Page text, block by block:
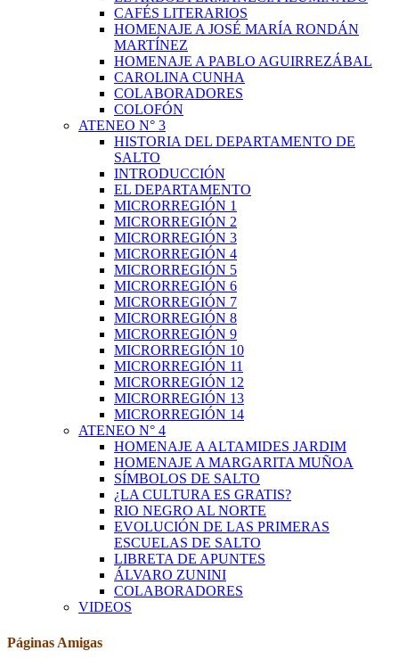
CAFÉS LITERARIOS
HOMENAJE A JOSÉ MARÍA RONDÁN
MARTÍNEZ
HOMENAJE A PABLO AGUIRREZÁBAL
CAROLINA CUNHA
COLABORADORES
COLOFÓN
ATENEO N° 3
HISTORIA DEL DEPARTAMENTO DE
SALTO
INTRODUCCIÓN
EL DEPARTAMENTO
MICRORREGIÓN 1
MICRORREGIÓN 2
MICRORREGIÓN 3
MICRORREGIÓN 4
MICRORREGIÓN 5
MICRORREGIÓN 6
MICRORREGIÓN 7
MICRORREGIÓN 8
MICRORREGIÓN 9
MICRORREGIÓN 10
MICRORREGIÓN 11
MICRORREGIÓN 12
MICRORREGIÓN 13
MICRORREGIÓN 14
ATENEO N° 4
HOMENAJE A ALTAMIDES JARDIM
HOMENAJE A MARGARITA MUÑOA
SÍMBOLOS DE SALTO
¿LA CULTURA ES GRATIS?
RIO NEGRO AL NORTE
EVOLUCIÓN DE LAS PRIMERAS
ESCUELAS DE SALTO
LIBRETA DE APUNTES
ÁLVARO ZUNINI
COLABORADORES
VIDEOS
Páginas Amigas